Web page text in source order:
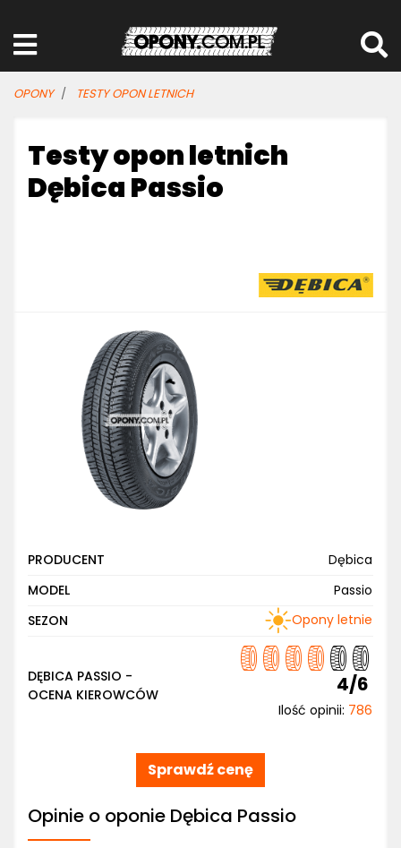
OPONY TESTY OPON LETNICH
Testy opon letnich
Dębica Passio
PRODUCENT
Dębica
MODEL
Passio
SEZON
Opony letnie
DĘBICA PASSIO -
OCENA KIEROWCÓW
4/6
Ilość opinii: 786
Sprawdź cenę
Opinie o oponie Dębica Passio